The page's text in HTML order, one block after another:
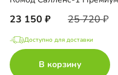
23 150 25 720
Доступно для доставки
В корзину